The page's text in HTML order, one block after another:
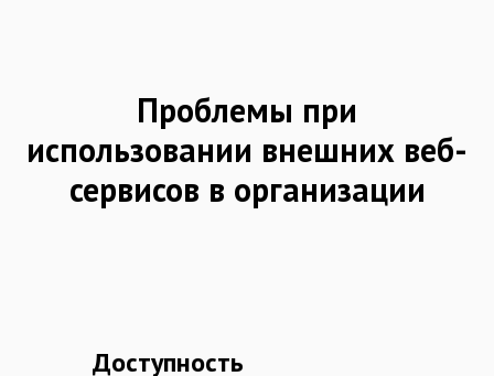
Проблемы при
использовании внешних веб-
сервисов в организации
Доступность